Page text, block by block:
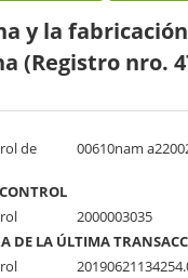
y la
(Registro nro.
de
00610nam
2000003035
DE LA ÚLTIMA